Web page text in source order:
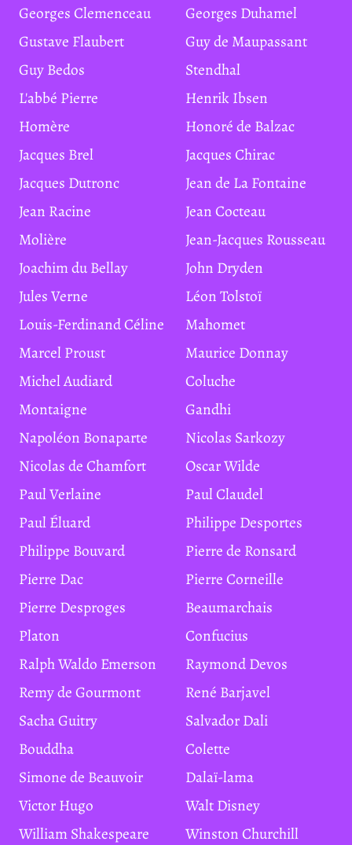
Georges Clemenceau
Georges Duhamel
Gustave Flaubert
Guy de Maupassant
Guy Bedos
Stendhal
L'abbé Pierre
Henrik Ibsen
Homère
Honoré de Balzac
Jacques Brel
Jacques Chirac
Jacques Dutronc
Jean de La Fontaine
Jean Racine
Jean Cocteau
Molière
Jean-Jacques Rousseau
Joachim du Bellay
John Dryden
Jules Verne
Léon Tolstoï
Louis-Ferdinand Céline
Mahomet
Marcel Proust
Maurice Donnay
Michel Audiard
Coluche
Montaigne
Gandhi
Napoléon Bonaparte
Nicolas Sarkozy
Nicolas de Chamfort
Oscar Wilde
Paul Verlaine
Paul Claudel
Paul Éluard
Philippe Desportes
Philippe Bouvard
Pierre de Ronsard
Pierre Dac
Pierre Corneille
Pierre Desproges
Beaumarchais
Platon
Confucius
Ralph Waldo Emerson
Raymond Devos
Remy de Gourmont
René Barjavel
Sacha Guitry
Salvador Dali
Bouddha
Colette
Simone de Beauvoir
Dalaï-lama
Victor Hugo
Walt Disney
William Shakespeare
Winston Churchill